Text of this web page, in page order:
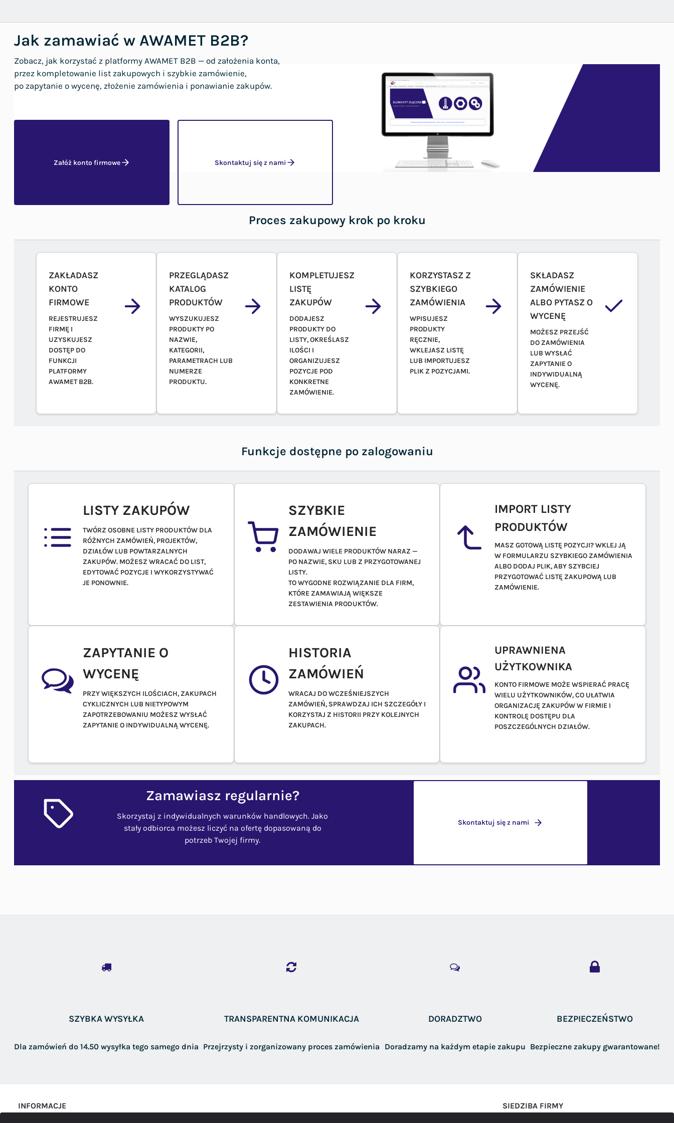
Jak zamawiać w AWAMET B2B?
Zobacz, jak korzystać z platformy AWAMET B2B — od założenia konta,
przez kompletowanie list zakupowych i szybkie zamówienie,
po zapytanie o wycenę, złożenie zamówienia i ponawianie zakupów.
Załóż konto firmowe Skontaktuj się z nami
Proces zakupowy krok po kroku
ZAKŁADASZ
KONTO
FIRMOWE
REJESTRUJESZ
FIRMĘ I
UZYSKUJESZ
DOSTĘP DO
FUNKCJI
PLATFORMY
AWAMET B2B.
PRZEGLĄDASZ
KATALOG
PRODUKTÓW
WYSZUKUJESZ
PRODUKTY PO
NAZWIE,
KATEGORII,
PARAMETRACH LUB
NUMERZE
PRODUKTU.
KOMPLETUJESZ
LISTĘ
ZAKUPÓW
DODAJESZ
PRODUKTY DO
LISTY, OKREŚLASZ
ILOŚCI I
ORGANIZUJESZ
POZYCJE POD
KONKRETNE
ZAMÓWIENIE.
KORZYSTASZ Z
SZYBKIEGO
ZAMÓWIENIA
WPISUJESZ
PRODUKTY
RĘCZNIE,
WKLEJASZ LISTĘ
LUB IMPORTUJESZ
PLIK Z POZYCJAMI.
SKŁADASZ
ZAMÓWIENIE
ALBO PYTASZ O
WYCENĘ
MOŻESZ PRZEJŚĆ
DO ZAMÓWIENIA
LUB WYSŁAĆ
ZAPYTANIE O
INDYWIDUALNĄ
WYCENĘ.
Funkcje dostępne po zalogowaniu
LISTY ZAKUPÓW
TWÓRZ OSOBNE LISTY PRODUKTÓW DLA
RÓŻNYCH ZAMÓWIEŃ, PROJEKTÓW,
DZIAŁÓW LUB POWTARZALNYCH
ZAKUPÓW. MOŻESZ WRACAĆ DO LIST,
EDYTOWAĆ POZYCJE I WYKORZYSTYWAĆ
JE PONOWNIE.
SZYBKIE
ZAMÓWIENIE
DODAWAJ WIELE PRODUKTÓW NARAZ —
PO NAZWIE, SKU LUB Z PRZYGOTOWANEJ
LISTY.
TO WYGODNE ROZWIĄZANIE DLA FIRM,
KTÓRE ZAMAWIAJĄ WIĘKSZE
ZESTAWIENIA PRODUKTÓW.
IMPORT LISTY
PRODUKTÓW
MASZ GOTOWĄ LISTĘ POZYCJI? WKLEJ JĄ
W FORMULARZU SZYBKIEGO ZAMÓWIENIA
ALBO DODAJ PLIK, ABY SZYBCIEJ
PRZYGOTOWAĆ LISTĘ ZAKUPOWĄ LUB
ZAMÓWIENIE.
ZAPYTANIE O
WYCENĘ
PRZY WIĘKSZYCH ILOŚCIACH, ZAKUPACH
CYKLICZNYCH LUB NIETYPOWYM
ZAPOTRZEBOWANIU MOŻESZ WYSŁAĆ
ZAPYTANIE O INDYWIDUALNĄ WYCENĘ.
HISTORIA
ZAMÓWIEŃ
WRACAJ DO WCZEŚNIEJSZYCH
ZAMÓWIEŃ, SPRAWDZAJ ICH SZCZEGÓŁY I
KORZYSTAJ Z HISTORII PRZY KOLEJNYCH
ZAKUPACH.
UPRAWNIENA
UŻYTKOWNIKA
KONTO FIRMOWE MOŻE WSPIERAĆ PRACĘ
WIELU UŻYTKOWNIKÓW, CO UŁATWIA
ORGANIZACJĘ ZAKUPÓW W FIRMIE I
KONTROLĘ DOSTĘPU DLA
POSZCZEGÓLNYCH DZIAŁÓW.
Zamawiasz regularnie?
Skorzystaj z indywidualnych warunków handlowych. Jako
stały odbiorca możesz liczyć na ofertę dopasowaną do
potrzeb Twojej firmy.
Skontaktuj się z nami
SZYBKA WYSYŁKA
Dla zamówień do 14.50 wysyłka tego samego dnia
TRANSPARENTNA KOMUNIKACJA
Przejrzysty i zorganizowany proces zamówienia
DORADZTWO
Doradzamy na każdym etapie zakupu
BEZPIECZEŃSTWO
Bezpieczne zakupy gwarantowane!
INFORMACJE SIEDZIBA FIRMY